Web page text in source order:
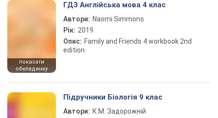
показати
обкладинку
ГДЗ Англійська мова 4 клас
Автори: Naomi Simmons
Рік: 2019
Опис: Family and Friends 4 workbook 2nd
edition
Підручники Біологія 9 клас
Автори: К.М. Задорожній